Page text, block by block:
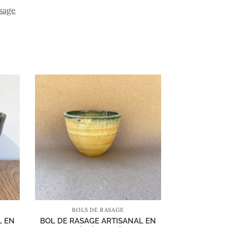
EN
BOLS DE RASAGE
BOL DE RASAGE ARTISANAL EN